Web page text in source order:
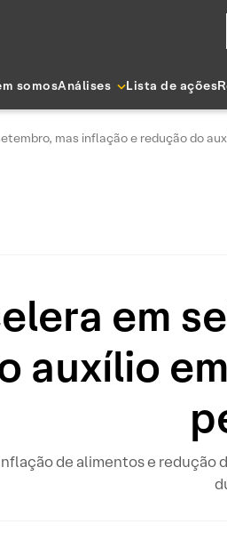
somosAnálises Lista de ações
mas inflação e redução do
em
auxílio
de alimentos e redução